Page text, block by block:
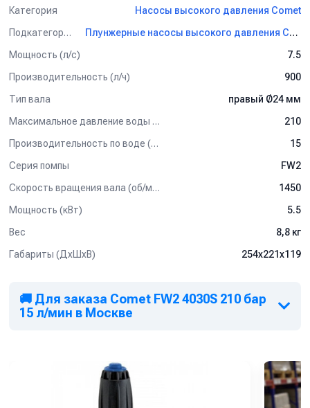
Категория
Насосы высокого давления Comet
Подкатегория
Плунжерные насосы высокого давления Comet
Мощность (л/с)
7.5
Производительность (л/ч)
900
Тип вала
правый Ø24 мм
Максимальное давление воды (бар)
210
Производительность по воде (л/мин)
15
Серия помпы
FW2
Скорость вращения вала (об/мин)
1450
Мощность (кВт)
5.5
Вес
8,8 кг
Габариты (ДхШхВ)
254х221х119
🚚 Для заказа Comet FW2 4030S 210 бар
15 л/мин в Москве